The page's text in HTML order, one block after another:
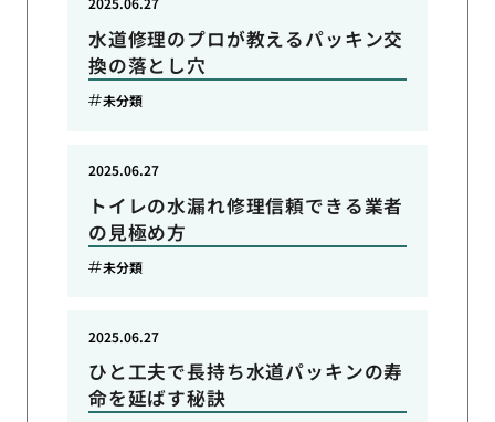
水道修理のプロが教えるパッキン交
換の落とし穴
未分類
トイレの水漏れ修理信頼できる業者
の見極め方
2025.06.27
未分類
ひと工夫で長持ち水道パッキンの寿
命を延ばす秘訣
2025.06.27